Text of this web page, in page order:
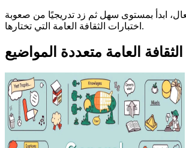
ابدأ بمستوى سهل ثم زد تدريجيًا من صعوبة
اختبارات الثقافة العامة التي تختارها.
الثقافة العامة متعددة المواضيع